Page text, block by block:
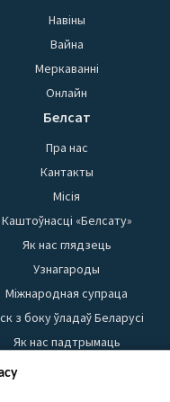
Навіны
Вайна
Меркаванні
Онлайн
Белсат
Пра нас
Кантакты
Місія
Каштоўнасці «Белсату»
Як нас глядзець
Узнагароды
Міжнародная супраца
з боку ўладаў Беларусі
Як нас падтрымаць
выкарыстання матэрыялаў